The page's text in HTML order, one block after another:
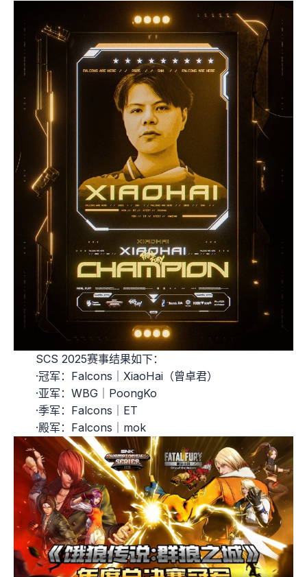
SCS 2025赛事结果如下：
·冠军：Falcons｜XiaoHai（曾卓君）
·亚军：WBG｜PoongKo
·季军：Falcons｜ET
·殿军：Falcons｜mok